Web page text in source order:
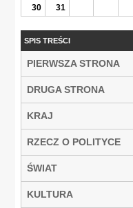
30
31
SPIS TREŚCI
PIERWSZA STRONA
DRUGA STRONA
KRAJ
RZECZ O POLITYCE
ŚWIAT
KULTURA